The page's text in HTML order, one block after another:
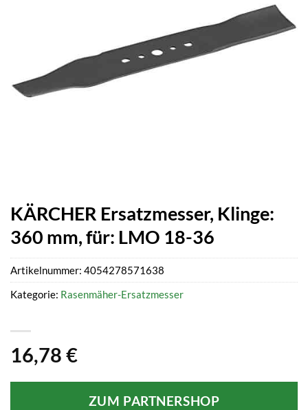
KÄRCHER Ersatzmesser, Klinge:
360 mm, für: LMO 18-36
16,78 €
ZUM PARTNERSHOP
Artikelnummer: 4054278571638
Kategorie: Rasenmäher-Ersatzmesser